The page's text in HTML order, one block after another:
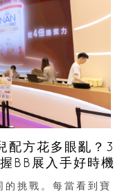
配方花多眼亂？3
BB展入手好時機
的挑戰。每當看到寶